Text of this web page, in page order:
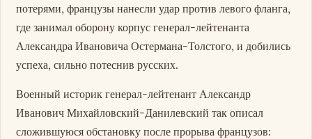
потерями, французы нанесли удар против левого фланга,
где занимал оборону корпус генерал-лейтенанта
Александра Ивановича Остермана-Толстого, и добились
успеха, сильно потеснив русских.
Военный историк генерал-лейтенант Александр
Иванович Михайловский-Данилевский так описал
сложившуюся обстановку после прорыва французов: